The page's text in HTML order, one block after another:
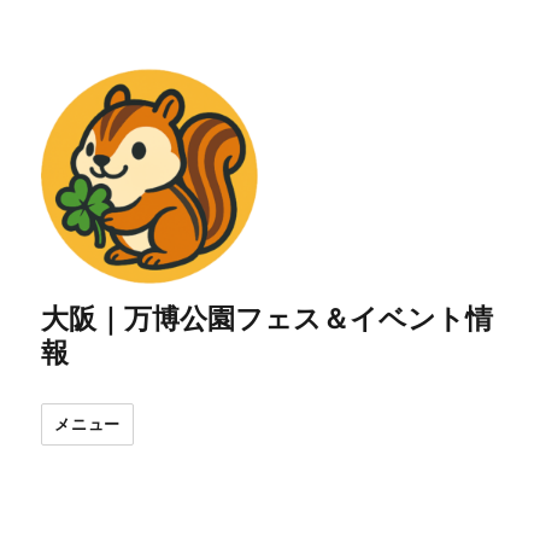
大阪｜万博公園フェス＆イベント情
報
メニュー